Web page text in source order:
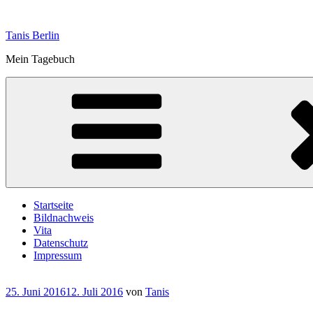
springen
Tanis Berlin
Mein Tagebuch
Startseite
Bildnachweis
Vita
Datenschutz
Impressum
Veröffentlicht
25. Juni 201612. Juli 2016 von Tanis